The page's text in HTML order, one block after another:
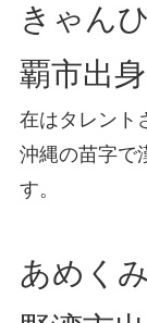
きゃん
覇市出身
在はタレント
沖縄の苗字で
す。
あめく